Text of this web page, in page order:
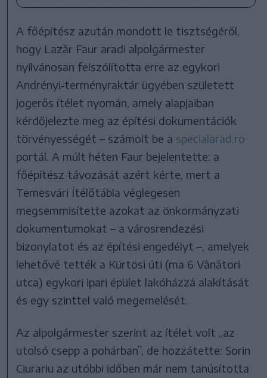
A főépítész azután mondott le tisztségéről,
hogy Lazăr Faur aradi alpolgármester
nyilvánosan felszólította erre az egykori
Andrényi‑terményraktár ügyében született
jogerős ítélet nyomán, amely alapjaiban
kérdőjelezte meg az építési dokumentációk
törvényességét – számolt be a specialarad.ro
portál. A múlt héten Faur bejelentette: a
főépítész távozását azért kérte, mert a
Temesvári Ítélőtábla véglegesen
megsemmisítette azokat az önkormányzati
dokumentumokat – a városrendezési
bizonylatot és az építési engedélyt –, amelyek
lehetővé tették a Kürtösi úti (ma 6 Vânători
utca) egykori ipari épület lakóházzá alakítását
és egy szinttel való megemelését.
Az alpolgármester szerint az ítélet volt „az
utolsó csepp a pohárban”, de hozzátette: Sorin
Ciurariu az utóbbi időben már nem tanúsította